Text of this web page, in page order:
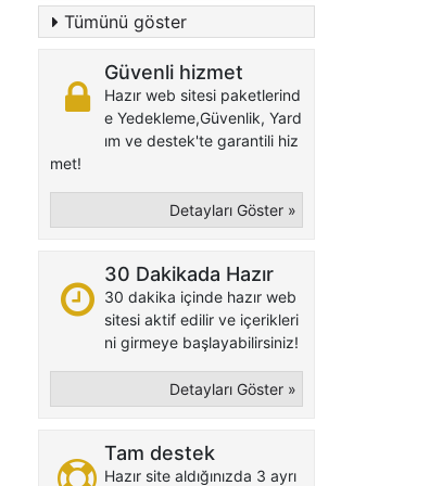
Tümünü göster
Güvenli hizmet
Hazır web sitesi paketlerind
e Yedekleme,Güvenlik, Yard
ım ve destek'te garantili hiz
met!
Detayları Göster »
30 Dakikada Hazır
30 dakika içinde hazır web
sitesi aktif edilir ve içerikleri
ni girmeye başlayabilirsiniz!
Detayları Göster »
Tam destek
Hazır site aldığınızda 3 ayrı